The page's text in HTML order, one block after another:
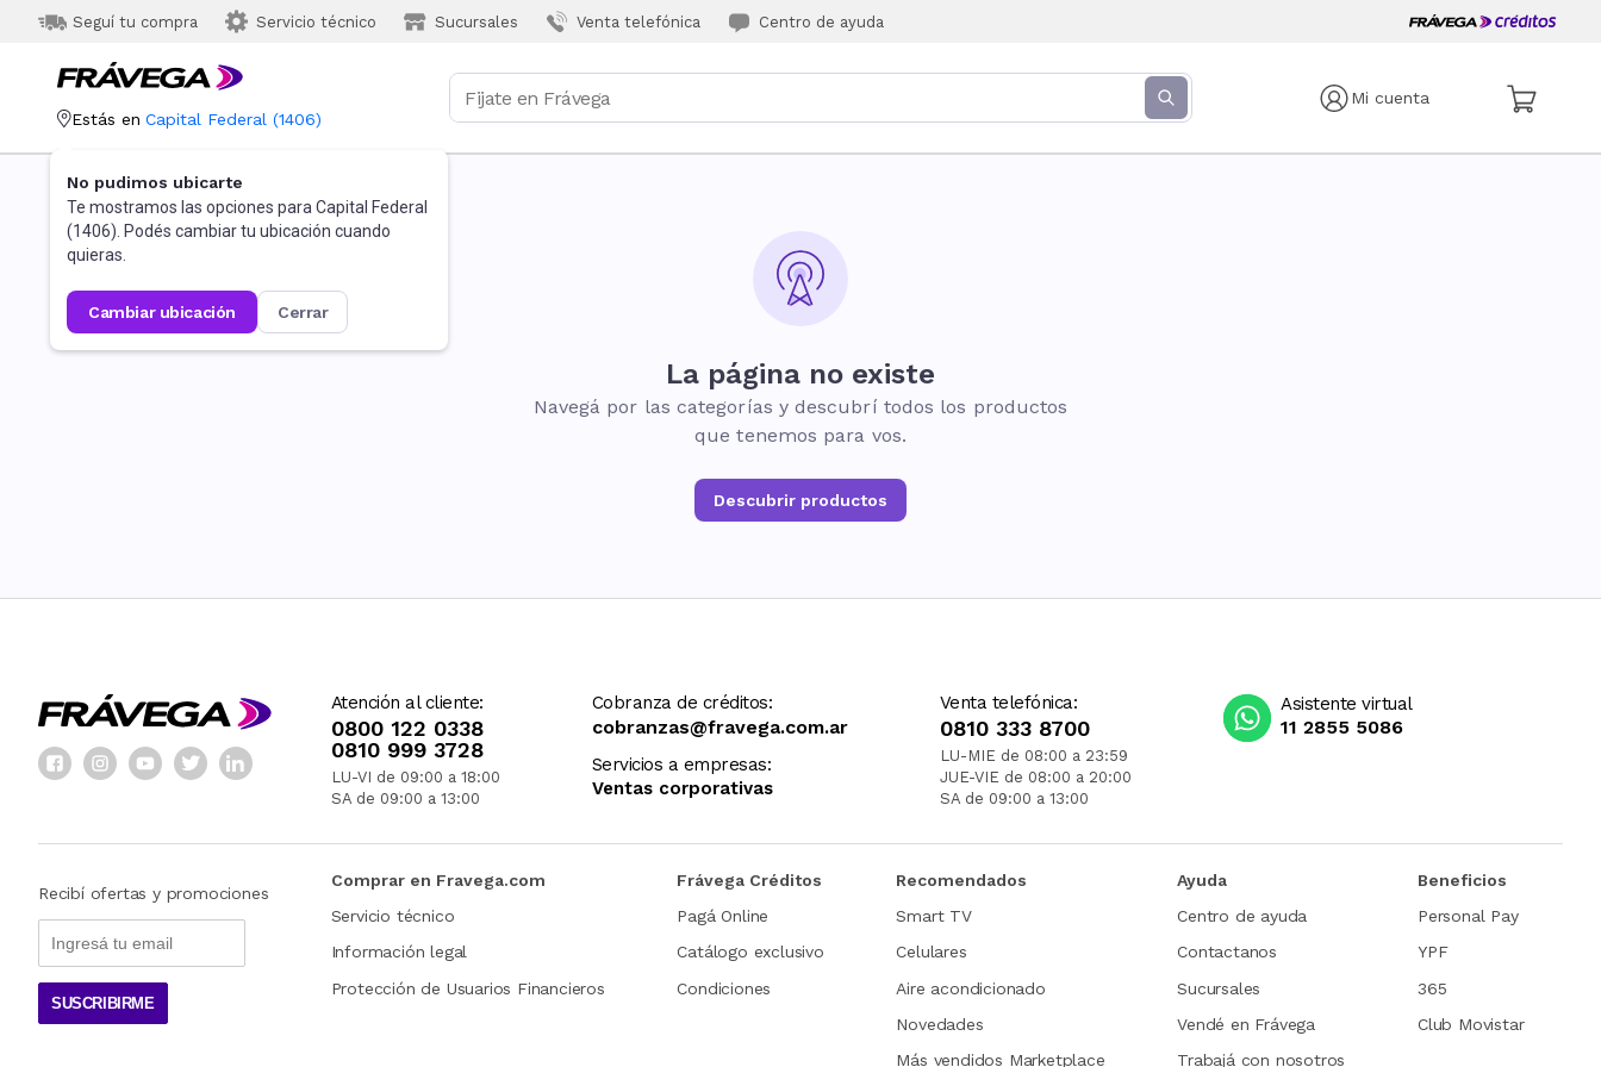
Seguí tu compra Servicio técnico Sucursales Venta telefónica Centro de ayuda
Mi cuenta
Estás en Capital Federal (1406)
No pudimos ubicarte
Te mostramos las opciones para Capital Federal
(1406). Podés cambiar tu ubicación cuando
quieras.
cambiar ubicación cerrar
La página no existe
Navegá por las categorías y descubrí todos los productos
que tenemos para vos.
Descubrir productos
Atención al cliente:
0800 122 0338
0810 999 3728
LU-VI de 09:00 a 18:00
SA de 09:00 a 13:00
Cobranza de créditos:
cobranzas@fravega.com.ar
Servicios a empresas:
Ventas corporativas
Venta telefónica:
0810 333 8700
LU-MIE de 08:00 a 23:59
JUE-VIE de 08:00 a 20:00
SA de 09:00 a 13:00
Asistente virtual
11 2855 5086
Recibí ofertas y promociones
SUSCRIBIRME
Comprar en Fravega.com
Servicio técnico
Información legal
Protección de Usuarios Financieros
Frávega Créditos
Pagá Online
Catálogo exclusivo
Condiciones
Recomendados
Smart TV
Celulares
Aire acondicionado
Novedades
Más vendidos Marketplace
Ayuda
Centro de ayuda
Contactanos
Sucursales
Vendé en Frávega
Trabajá con nosotros
Beneficios
Personal Pay
YPF
365
Club Movistar